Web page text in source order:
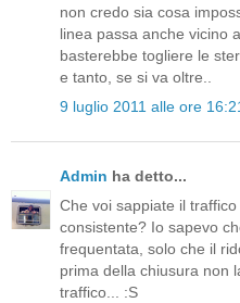
non credo sia cosa
linea passa anche vicino
basterebbe togliere le
e tanto, se si va oltre..
9 luglio 2011 alle ore
Admin ha detto...
Che voi sappiate il
consistente? Io sapevo
frequentata, solo che il
prima della chiusura non
traffico... :S